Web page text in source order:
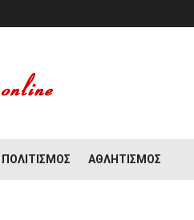
ΠΟΛΙΤΙΣΜΌΣ ΑΘΛΗΤΙΣΜΌΣ